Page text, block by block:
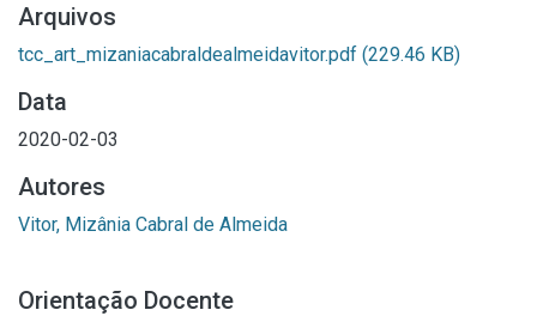
Arquivos
tcc_art_mizaniacabraldealmeidavitor.pdf (229.46 KB)
Data
2020-02-03
Autores
Vitor, Mizânia Cabral de Almeida
Orientação Docente